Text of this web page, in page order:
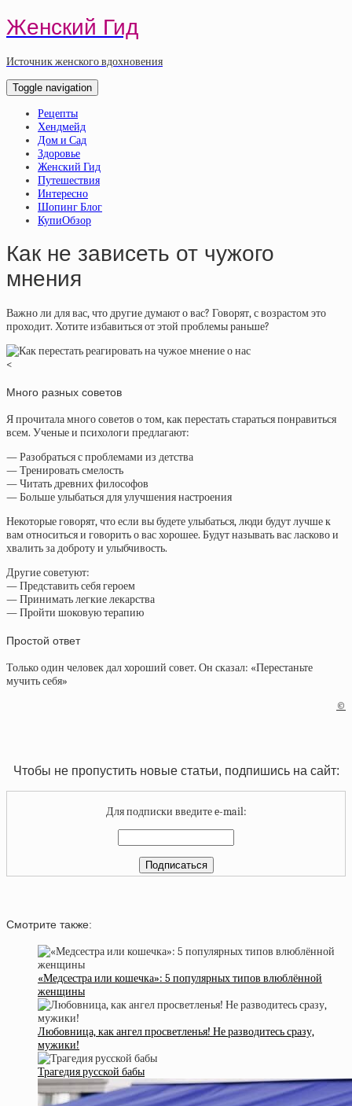
Женский Гид
Источник женского вдохновения
Toggle navigation
Рецепты
Хендмейд
Дом и Сад
Здоровье
Женский Гид
Путешествия
Интересно
Шопинг Блог
КупиОбзор
Как не зависеть от чужого
мнения
Важно ли для вас, что другие думают о вас? Говорят, с возрастом это
проходит. Хотите избавиться от этой проблемы раньше?
<
Много разных советов
Я прочитала много советов о том, как перестать стараться понравиться
всем. Ученые и психологи предлагают:
— Разобраться с проблемами из детства
— Тренировать смелость
— Читать древних философов
— Больше улыбаться для улучшения настроения
Некоторые говорят, что если вы будете улыбаться, люди будут лучше к
вам относиться и говорить о вас хорошее. Будут называть вас ласково и
хвалить за доброту и улыбчивость.
Другие советуют:
— Представить себя героем
— Принимать легкие лекарства
— Пройти шоковую терапию
Простой ответ
Только один человек дал хороший совет. Он сказал: «Перестаньте
мучить себя»
©
Чтобы не пропустить новые статьи, подпишись на сайт:
Для подписки введите e-mail:
Смотрите также:
«Медсестра или кошечка»: 5 популярных типов влюблённой
женщины
Любовница, как ангел просветленья! Не разводитесь сразу,
мужики!
Трагедия русской бабы